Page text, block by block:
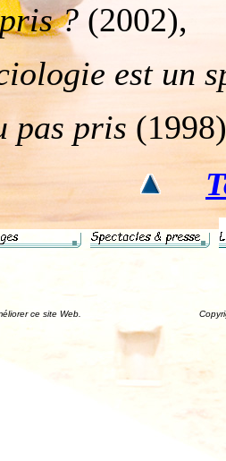
? (2002),
est un
pas pris
ce site Web. Copyright